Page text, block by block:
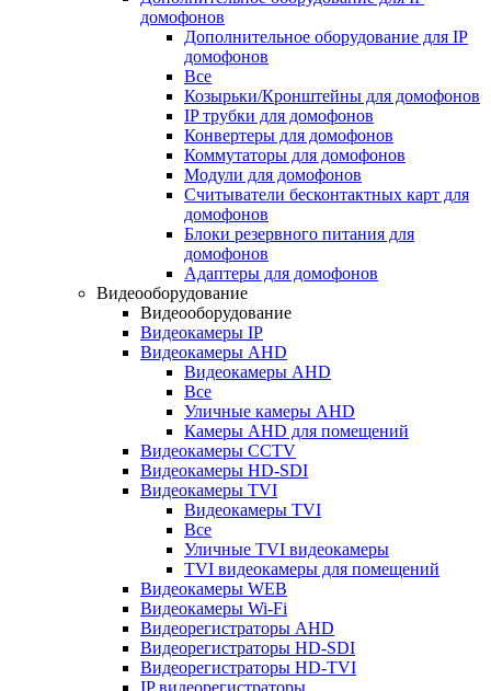
домофонов
Дополнительное оборудование для IP
домофонов
Все
Козырьки/Кронштейны для домофонов
IP трубки для домофонов
Конвертеры для домофонов
Коммутаторы для домофонов
Модули для домофонов
Считыватели бесконтактных карт для
домофонов
Блоки резервного питания для
домофонов
Адаптеры для домофонов
Видеооборудование
Видеооборудование
Видеокамеры IP
Видеокамеры AHD
Видеокамеры AHD
Все
Уличные камеры AHD
Камеры AHD для помещений
Видеокамеры CCTV
Видеокамеры HD-SDI
Видеокамеры TVI
Видеокамеры TVI
Все
Уличные TVI видеокамеры
TVI видеокамеры для помещений
Видеокамеры WEB
Видеокамеры Wi-Fi
Видеорегистраторы AHD
Видеорегистраторы HD-SDI
Видеорегистраторы HD-TVI
IP видеорегистраторы